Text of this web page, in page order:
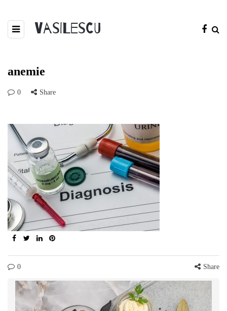
Vasilescu
anemie
0 Share
0 Share